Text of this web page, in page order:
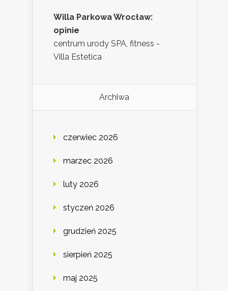
Willa Parkowa Wrocław:
opinie
centrum urody SPA, fitness -
Villa Estetica
Archiwa
czerwiec 2026
marzec 2026
luty 2026
styczeń 2026
grudzień 2025
sierpień 2025
maj 2025